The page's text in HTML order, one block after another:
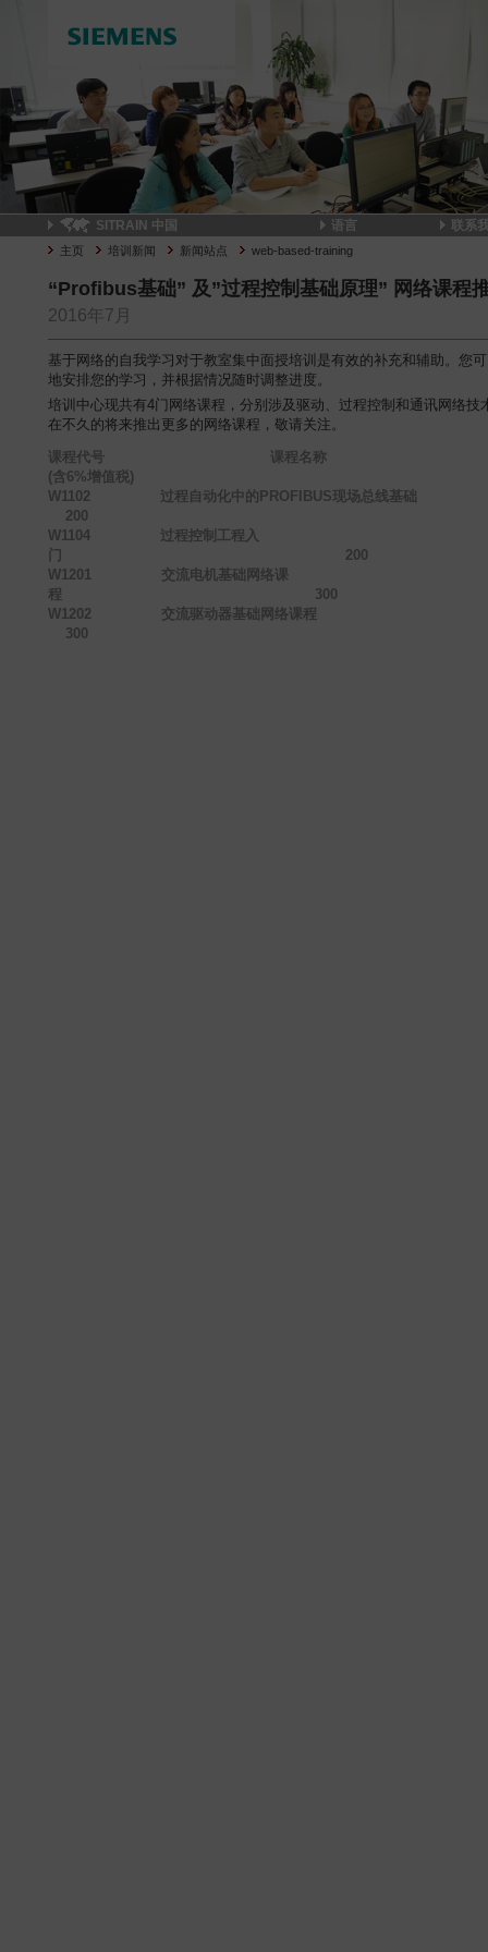
SITRAIN 中国 语言 联系
主页 培训新闻 新闻站点 web-based-training
“Profibus基础” 及”过程控制基础原理” 网络课程
2016年7月
基于网络的自我学习对于教室集中面授培训是有效的补充和辅助。您
地安排您的学习，并根据情况随时调整进度。
培训中心现共有4门网络课程，分别涉及驱动、过程控制和通讯网络技
在不久的将来推出更多的网络课程，敬请关注。
课程代号 课程名称
(含6%增值税)
W1102
过程自动化中的PROFIBUS现场总线基础
200
W1104
过程控制工程入
200
W1201
交流电机基础网络课
程 300
W1202
交流驱动器基础网络课程
300